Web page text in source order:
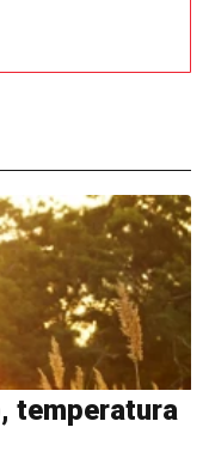
temperatura